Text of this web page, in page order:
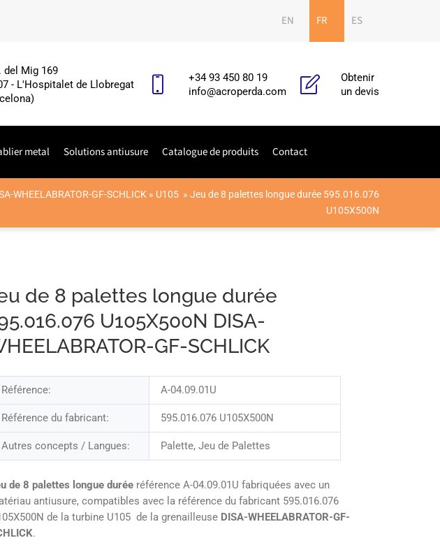
EN FR ES
del Mig 169
- L'Hospitalet de Llobregat
+34 93 450 80 19
info@acroperda.com
Obtenir
un devis
metal Solutions antiusure Catalogue de produits Contact
WHEELABRATOR-GF-SCHLICK » U105 » Jeu de 8 palettes longue durée 595.016.076
U105X500N
de 8 palettes longue durée
U105X500N DISA-
GF-SCHLICK
Référence: A-04.09.01U
Référence du fabricant: 595.016.076 U105X500N
Autres concepts / Langues: Palette, Jeu de Palettes
de 8 palettes longue durée référence A-04.09.01U fabriquées avec un
antiusure, compatibles avec la référence du fabricant 595.016.076
de la turbine U105 de la grenailleuse DISA-WHEELABRATOR-GF-
.